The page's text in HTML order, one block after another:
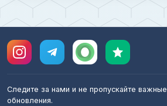
Следите за нами и не пропускайте важные
обновления.